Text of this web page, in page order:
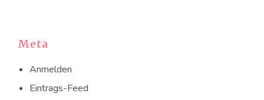
Meta
Anmelden
Eintrags-Feed